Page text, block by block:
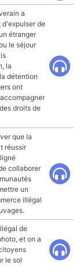
a
de
étranger
le séjour
la
détention
ont
droits de
que la
réussir
collaborer
un
illégal
de
et on a
le sol